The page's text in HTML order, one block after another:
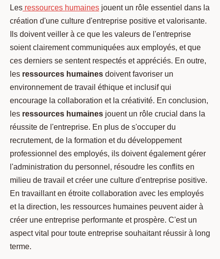
Les ressources humaines jouent un rôle essentiel dans la
création d'une culture d'entreprise positive et valorisante.
Ils doivent veiller à ce que les valeurs de l'entreprise
soient clairement communiquées aux employés, et que
ces derniers se sentent respectés et appréciés. En outre,
les ressources humaines doivent favoriser un
environnement de travail éthique et inclusif qui
encourage la collaboration et la créativité. En conclusion,
les ressources humaines jouent un rôle crucial dans la
réussite de l'entreprise. En plus de s'occuper du
recrutement, de la formation et du développement
professionnel des employés, ils doivent également gérer
l'administration du personnel, résoudre les conflits en
milieu de travail et créer une culture d'entreprise positive.
En travaillant en étroite collaboration avec les employés
et la direction, les ressources humaines peuvent aider à
créer une entreprise performante et prospère. C'est un
aspect vital pour toute entreprise souhaitant réussir à long
terme.